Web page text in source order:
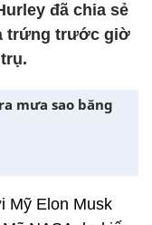
đã chia sẻ
trứng trước giờ
mưa sao băng
Mỹ Elon Musk